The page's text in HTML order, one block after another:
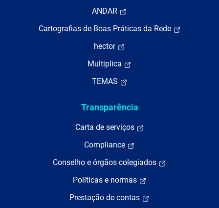
ANDAR
Cartografias de Boas Práticas da Rede
hector
Multiplica
TEMAS
Transparência
Carta de serviços
Compliance
Conselho e órgãos colegiados
Políticas e normas
Prestação de contas